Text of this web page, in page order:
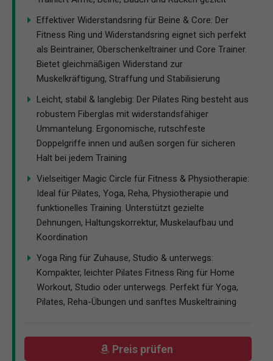
Effektiver Widerstandsring für Beine & Core: Der
Fitness Ring und Widerstandsring eignet sich perfekt
als Beintrainer, Oberschenkeltrainer und Core Trainer.
Bietet gleichmäßigen Widerstand zur
Muskelkräftigung, Straffung und Stabilisierung
Leicht, stabil & langlebig: Der Pilates Ring besteht aus
robustem Fiberglas mit widerstandsfähiger
Ummantelung. Ergonomische, rutschfeste
Doppelgriffe innen und außen sorgen für sicheren
Halt bei jedem Training
Vielseitiger Magic Circle für Fitness & Physiotherapie:
Ideal für Pilates, Yoga, Reha, Physiotherapie und
funktionelles Training. Unterstützt gezielte
Dehnungen, Haltungskorrektur, Muskelaufbau und
Koordination
Yoga Ring für Zuhause, Studio & unterwegs:
Kompakter, leichter Pilates Fitness Ring für Home
Workout, Studio oder unterwegs. Perfekt für Yoga,
Pilates, Reha-Übungen und sanftes Muskeltraining
Preis prüfen